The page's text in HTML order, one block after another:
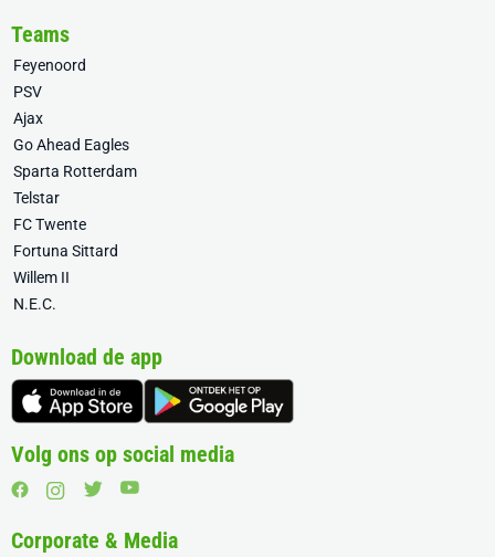
Teams
Feyenoord
PSV
Ajax
Go Ahead Eagles
Sparta Rotterdam
Telstar
FC Twente
Fortuna Sittard
Willem II
N.E.C.
Download de app
Volg ons op social media
Corporate & Media